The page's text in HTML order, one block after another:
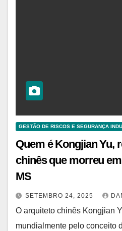
GESTÃO DE RISCOS E SEGURANÇA
Quem é Kongjian Yu,
chinês que morreu
MS
SETEMBRO 24, 2025
O arquiteto chinês Kongjian
mundialmente pelo conceito